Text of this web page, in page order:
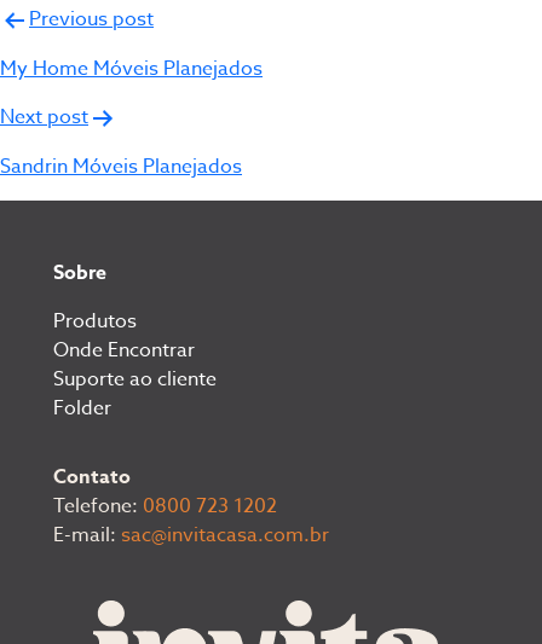
Navegação
de
Post
Previous post
My Home Móveis Planejados
Next post
Sandrin Móveis Planejados
Sobre
Produtos
Onde Encontrar
Suporte ao cliente
Folder
Contato
Telefone: 0800 723 1202
E-mail: sac@invitacasa.com.br